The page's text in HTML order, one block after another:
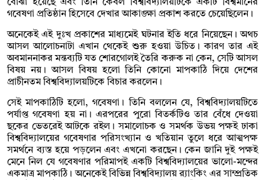
বোঝা হয়েছে এবং তিনি কেবল বিশ্ববিদ্যালয়টিকে একটি বিশ্বমানের
গবেষণা প্রতিষ্ঠান হিসেবে দেখার আকাঙ্ক্ষা প্রকাশ করতে চেয়েছিলেন।
অনেকেই এই দুঃখ প্রকাশের মাধ্যমেই ঘটনার ইতি ধরে নিয়েছেন। অথচ
আসল আলোচনাটা এখান থেকেই শুরু হওয়া উচিত। কারণ তার এই
অবমাননাকর মন্তব্যটি যত শোরগোলই তৈরি করুক না কেন, সেটি আসল
বিষয় নয়। আসল বিষয় হলো তিনি কোনো মাপকাঠি দিয়ে দেশের
প্রাচীনতম বিশ্ববিদ্যালয়টিকে বিচার করলেন।
সেই মাপকাঠিটি হলো, গবেষণা। তিনি বললেন যে, বিশ্ববিদ্যালয়টিতে
পর্যাপ্ত গবেষণা হয় না। এরপরের পুরো বিতর্কটিও তার বেঁধে দেওয়া
ছকের ভেতরেই আটকে রইল। সমালোচক ও সমর্থক উভয় পক্ষই ঢাকা
বিশ্ববিদ্যালয়ের গবেষণার পরিসংখ্যান ও খতিয়ান তুলে ধরে আত্মপক্ষ
সমর্থনে ব্যস্ত হয়ে পড়লেন এবং এখনো করছেন। কেন জানি দুই পক্ষই
মেনে নিল যে গবেষণার পরিমাপই একটি বিশ্ববিদ্যালয়ের ভালো-মন্দের
একমাত্র মাপকাঠি। অনেকেই বিভিন্ন বিশ্ববিদ্যালয় র‍্যাংকিং এর সাম্প্রতিক